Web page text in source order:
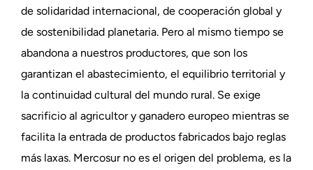
de solidaridad internacional, de cooperación global y
de sostenibilidad planetaria. Pero al mismo tiempo se
abandona a nuestros productores, que son los
garantizan el abastecimiento, el equilibrio territorial y
la continuidad cultural del mundo rural. Se exige
sacrificio al agricultor y ganadero europeo mientras se
facilita la entrada de productos fabricados bajo reglas
más laxas. Mercosur no es el origen del problema, es la